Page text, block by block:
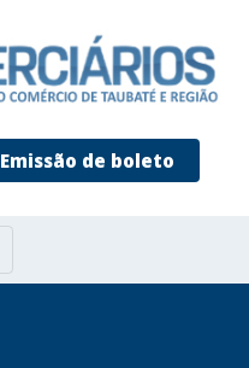
Emissão de boleto